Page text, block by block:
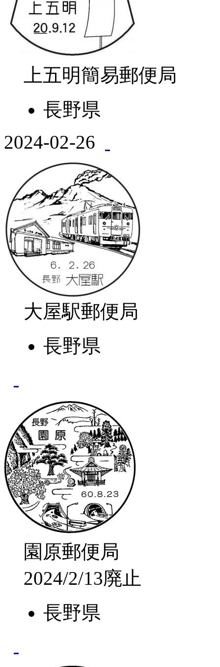
上五明簡易郵便局
長野県
2024-02-26
大屋駅郵便局
長野県
園原郵便局
2024/2/13廃止
長野県